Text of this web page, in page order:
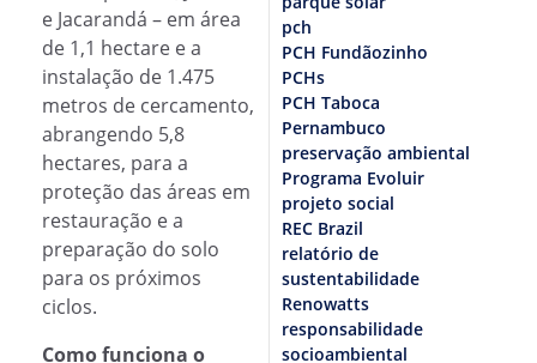
e Jacarandá – em área
de 1,1 hectare e a
instalação de 1.475
metros de cercamento,
abrangendo 5,8
hectares, para a
proteção das áreas em
restauração e a
preparação do solo
para os próximos
ciclos.
Como funciona o
pch
PCH Fundãozinho
PCHs
PCH Taboca
Pernambuco
preservação ambiental
Programa Evoluir
projeto social
REC Brazil
relatório de
sustentabilidade
Renowatts
responsabilidade
socioambiental